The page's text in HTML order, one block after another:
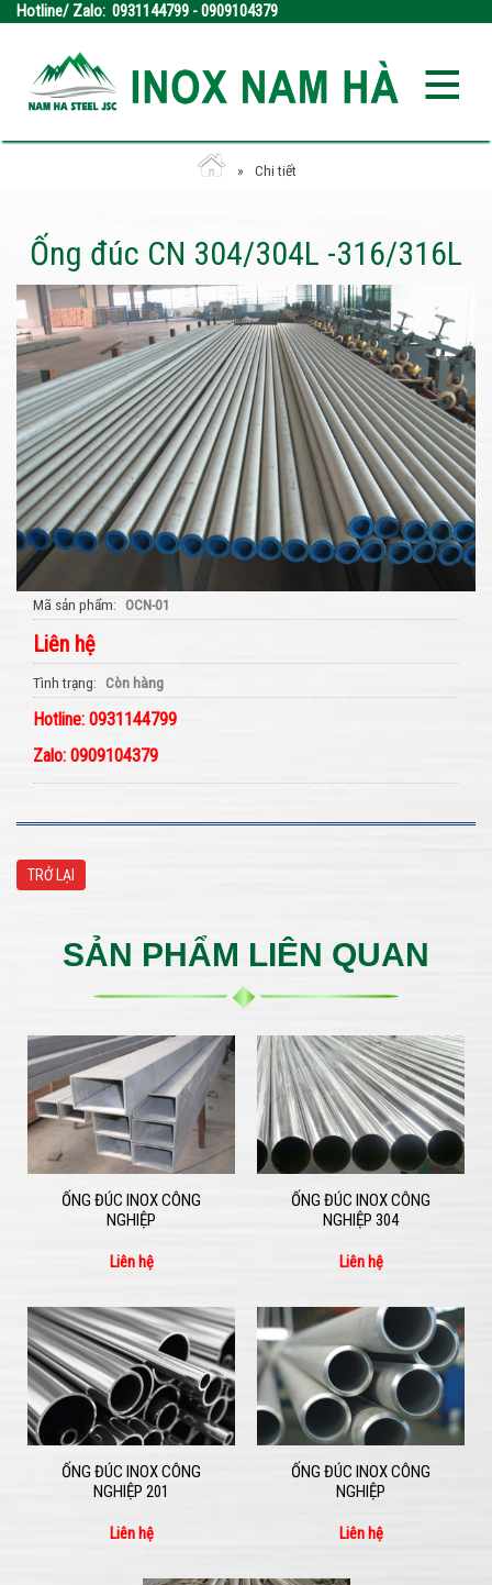
Hotline/ Zalo: 0931144799 - 0909104379
Chi tiết
Ống đúc CN 304/304L -316/316L
Mã sản phẩm OCN-01
Liên hệ
Tình trạng Còn hàng
Hotline: 0931144799
Zalo: 0909104379
TRỞ LẠI
SẢN PHẨM LIÊN QUAN
ỐNG ĐÚC INOX CÔNG
NGHIỆP
Liên hệ
ỐNG ĐÚC INOX CÔNG
NGHIỆP 304
Liên hệ
ỐNG ĐÚC INOX CÔNG
NGHIỆP 201
Liên hệ
ỐNG ĐÚC INOX CÔNG
NGHIỆP
Liên hệ